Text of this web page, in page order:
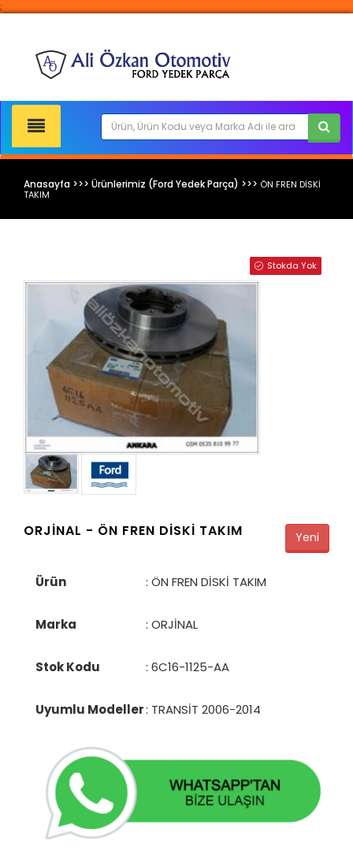
;
Anasayfa >>> Ürünlerimiz (Ford Yedek Parça) >>> ÖN FREN DİSKİ
TAKIM
Stokda Yok
ORJİNAL - ÖN FREN DİSKİ TAKIM Yeni
Ürün : ÖN FREN DİSKİ TAKIM
Marka : ORJİNAL
Stok Kodu : 6C16-1125-AA
Uyumlu Modeller: TRANSİT 2006-2014